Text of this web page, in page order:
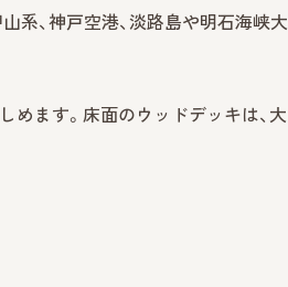
系、神戸空港、淡路島や明石海峡
めます。床面のウッドデッキは